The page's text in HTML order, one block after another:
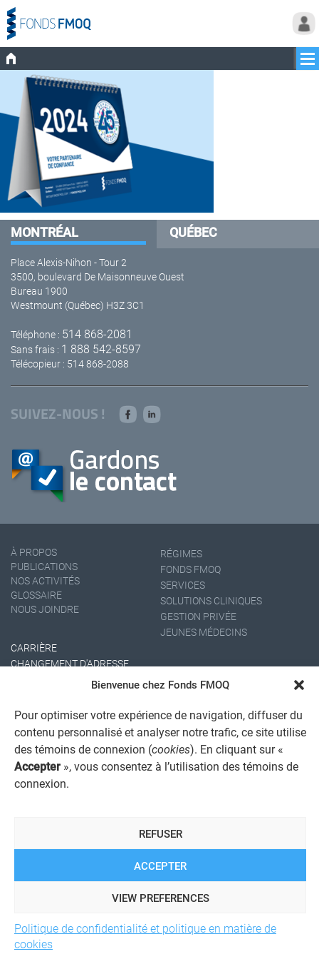
Bienvenue chez Fonds FMOQ
Pour optimiser votre expérience de navigation, diffuser du
contenu personnalisé et analyser notre trafic, ce site utilise
des témoins de connexion (cookies). En cliquant sur «
Accepter », vous consentez à l’utilisation des témoins de
connexion.
ACCEPTER
REFUSER
VIEW PREFERENCES
Politique de confidentialité et politique en matière de
cookies
MONTRÉAL QUÉBEC
Place Alexis-Nihon - Tour 2
3500, boulevard De Maisonneuve Ouest
Bureau 1900
Westmount (Québec) H3Z 3C1
Téléphone : 514 868-2081
Sans frais : 1 888 542-8597
Télécopieur : 514 868-2088
SUIVEZ-NOUS !
À PROPOS
PUBLICATIONS
NOS ACTIVITÉS
GLOSSAIRE
NOUS JOINDRE
RÉGIMES
FONDS FMOQ
SERVICES
SOLUTIONS CLINIQUES
GESTION PRIVÉE
JEUNES MÉDECINS
CARRIÈRE
CHANGEMENT D'ADRESSE
AVIS JURIDIQUE GÉNÉRAL
POLITIQUE DE TRAITEMENT DES PLAINTES
REGISTRE DES CONFLITS D'INTÉRÊTS
© 2026 Société de services financiers Fonds FMOQ inc.
droits réservés.